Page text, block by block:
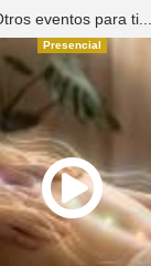
eventos para ti...
Presencial